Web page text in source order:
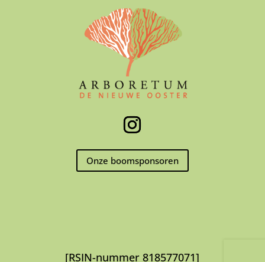
Onze boomsponsoren
[RSIN-nummer 818577071]